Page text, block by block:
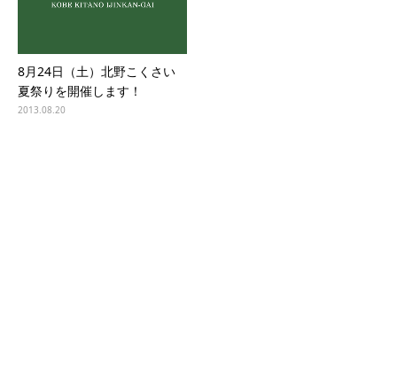
8月24日（土）北野こくさい
夏祭りを開催します！
2013.08.20